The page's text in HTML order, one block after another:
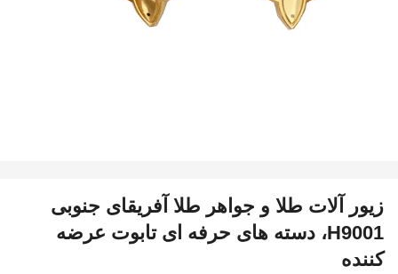
زیور آلات طلا و جواهر طلا آفریقای جنوبی
H9001، دسته های حرفه ای تابوت عرضه
کننده